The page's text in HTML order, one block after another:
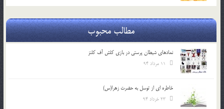
مطالب محبوب
نمادهای شیطان پرستی در بازی کلش آف کلنز
خاطره ای از توسل به حضرت زهرا(س)